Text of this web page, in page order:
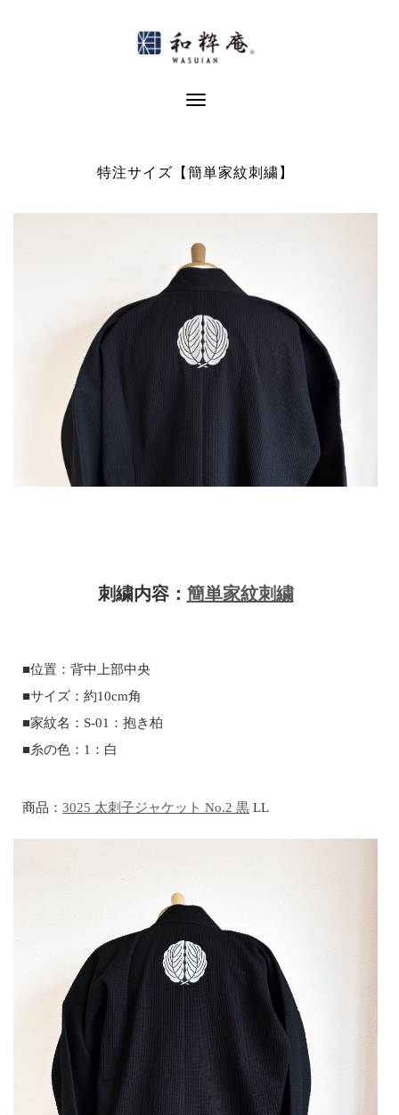
Toggle Navigation
特注サイズ【簡単家紋刺繍】
刺繍内容： 簡単家紋刺繍
■位置：背中上部中央
■サイズ：約10cm角
■家紋名：S-01：抱き柏
■糸の色：1：白
商品：3025 太刺子ジャケット No.2 黒 LL